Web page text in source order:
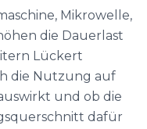
Mikrowelle,
die Dauerlast
Lückert
die Nutzung auf
und ob die
dafür